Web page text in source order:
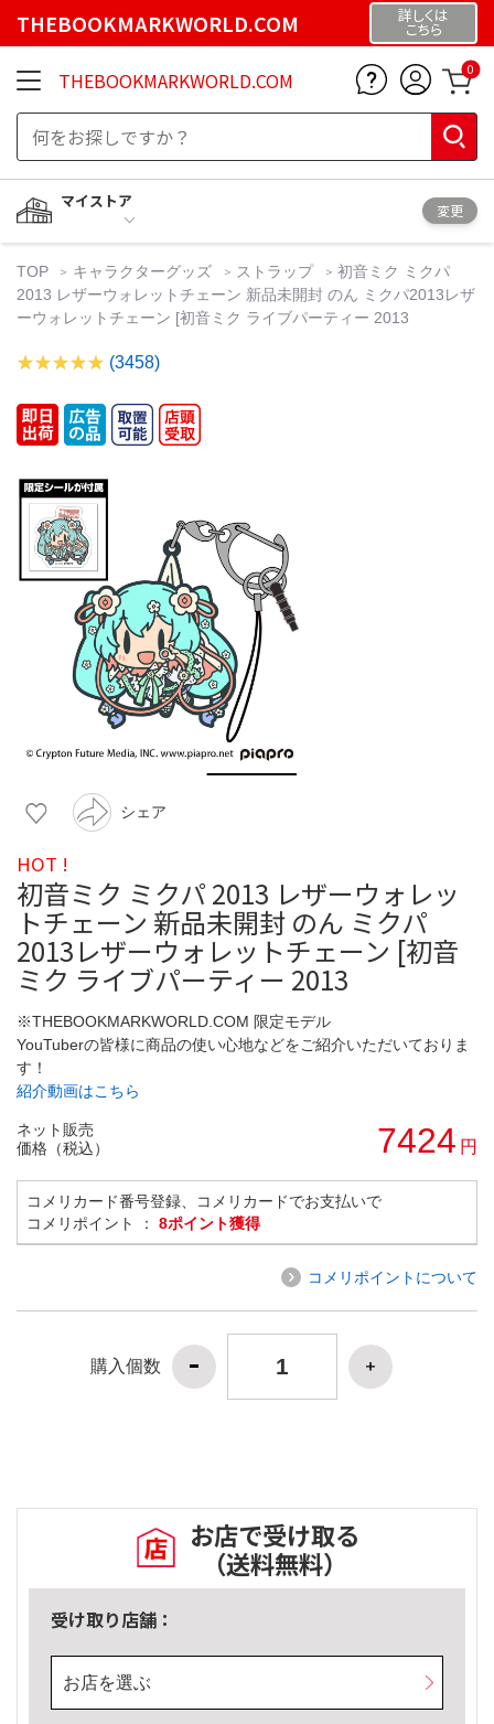
THEBOOKMARKWORLD.COM 詳しくは
こちら
THEBOOKMARKWORLD.COM 0
マイストア
変更
TOP キャラクターグッズ ストラップ
初音ミク ミクパ
2013 レザーウォレットチェーン 新品未開封 のん ミクパ2013レザ
ーウォレットチェーン [初音ミク ライブパーティー 2013
(3458)
シェア
HOT !
初音ミク ミクパ 2013 レザーウォレッ
トチェーン 新品未開封 のん ミクパ
2013レザーウォレットチェーン [初音
ミク ライブパーティー 2013
※THEBOOKMARKWORLD.COM 限定モデル
YouTuberの皆様に商品の使い心地などをご紹介いただいておりま
す！
紹介動画はこちら
ネット販売
価格（税込）
7424 円
コメリカード番号登録、コメリカードでお支払いで
コメリポイント ： 8ポイント獲得
コメリポイントについて
購入個数
お店で受け取る
（送料無料）
受け取り店舗：
お店を選ぶ